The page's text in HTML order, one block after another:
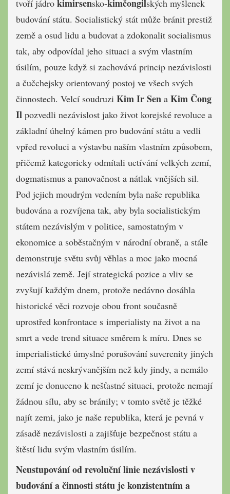
tvoří jádro kimirsensko-kimčongilských myšlenek
budování státu. Socialistický stát může bránit prestiž
země a osud lidu a budovat a zdokonalit socialismus
tak, aby odpovídal jeho situaci a svým vlastním
úsilím, pouze když si zachovává princip nezávislosti
a čučchejsky orientovaný postoj ve všech svých
činnostech. Velcí soudruzi Kim Ir Sen a Kim Čong
Il pozvedli nezávislost jako život korejské revoluce a
základní úhelný kámen pro budování státu a vedli
vpřed revoluci a výstavbu naším vlastním způsobem,
přičemž kategoricky odmítali uctívání velkých zemí,
dogmatismus a panovačnost a nátlak vnějších sil.
Pod jejich moudrým vedením byla naše republika
budována a rozvíjena tak, aby byla socialistickým
státem nezávislým v politice, samostatným v
ekonomice a soběstačným v národní obraně, a stále
demonstruje světu svůj věhlas a moc jako mocná
nezávislá země. Její strategická pozice a vliv se
zvyšují každým dnem, protože nedávno dosáhla
historické věci rozvoje obou front současně
uprostřed konfrontace s imperialisty na život a na
smrt a vede trend situace směrem k míru. Dnes se
imperialistické úmyslné porušování suverenity jiných
zemí stává neskrývanějším než kdy jindy, a nemálo
zemí je donuceno k nešťastné situaci, protože nemají
žádnou sílu, aby se bránily; v tomto světě je těžké
najít zemi, jako je naše republika, která je pevná v
zásadě nezávislosti a zajišťuje bezpečnost státu a
štěstí lidu svým vlastním úsilím.
Neustupování od revoluční linie nezávislosti v
budování a činnosti státu je konzistentním a